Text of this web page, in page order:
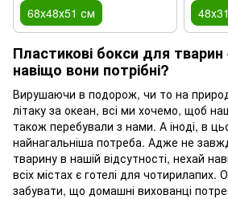
68х48х51 см
Пластикові бокси для
навіщо вони потрібні?
Вирушаючи в подорож, чи то на
літаку за океан, всі ми хочемо, щоб
також перебували з нами. А іноді, в
найнагальніша потреба. Адже не
тварину в нашій відсутності, нехай
всіх містах є готелі для чотирилапих.
забувати, що домашні вихованці